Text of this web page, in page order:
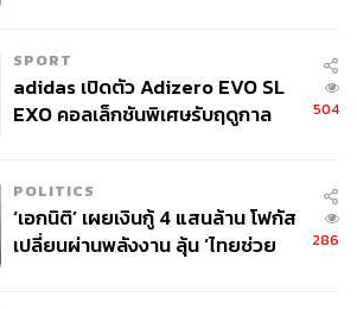
SPORT
adidas เปิดตัว Adizero EVO SL
EXO คอลเล็กชันพิเศษรับฤดูกาล
504
POLITICS
‘เอกนิติ’ เผยเงินกู้ 4 แสนล้าน โฟกัส
เปลี่ยนผ่านพลังงาน ลุ้น ‘ไทยช่วย
286